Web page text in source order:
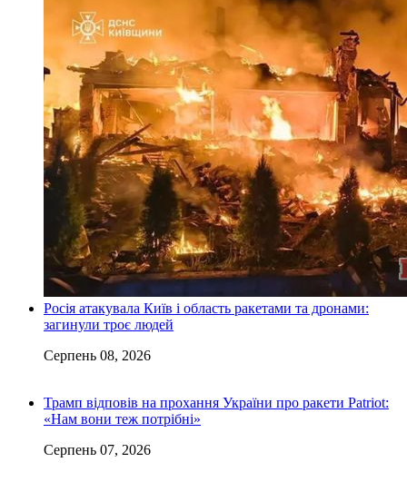
Росія атакувала Київ і область ракетами та дронами:
загинули троє людей
Серпень 08, 2026
Трамп відповів на прохання України про ракети Patriot:
«Нам вони теж потрібні»
Серпень 07, 2026